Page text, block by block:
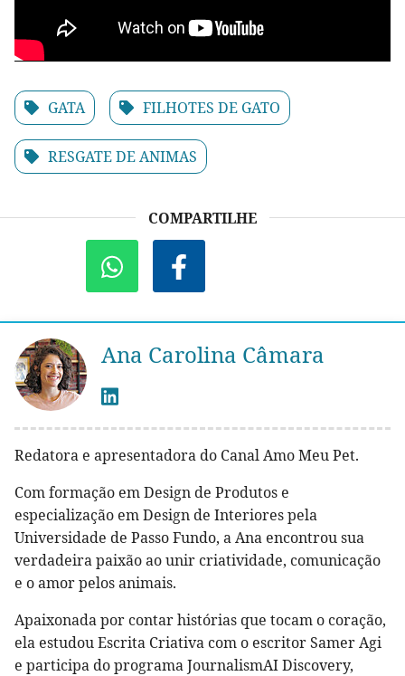
GATA FILHOTES DE GATO
RESGATE DE ANIMAS
COMPARTILHE
Ana Carolina Câmara
Redatora e apresentadora do Canal Amo Meu Pet.
Com formação em Design de Produtos e
especialização em Design de Interiores pela
Universidade de Passo Fundo, a Ana encontrou sua
verdadeira paixão ao unir criatividade, comunicação
e o amor pelos animais.
Apaixonada por contar histórias que tocam o coração,
ela estudou Escrita Criativa com o escritor Samer Agi
e participa do programa JournalismAI Discovery,